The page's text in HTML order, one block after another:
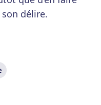
délire.